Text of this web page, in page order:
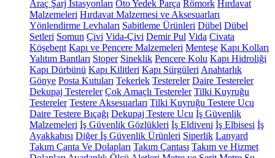
Araç Şarj İstasyonları Oto Yedek Parça Römork Hırdavat
Malzemeleri Hırdavat Malzemesi ve Aksesuarları
Yönlendirme Levhaları Sabitleme Ürünleri Dübel Dübel
Setleri Somun Çivi Vida-Çivi Demir Pul Vida Civata
Köşebent Kapı ve Pencere Malzemeleri Menteşe Kapı Kolları
Yalıtım Bantları Stoper Sineklik Pencere Kolu Kapı Hidroliği
Kapı Dürbünü Kapı Kilitleri Kapı Sürgüleri Anahtarlık
Gönye Posta Kutuları Tekerlek Testereler Daire Testereler
Dekupaj Testereler Çok Amaçlı Testereler Tilki Kuyruğu
Testereler Testere Aksesuarları Tilki Kuyruğu Testere Ucu
Daire Testere Bıçağı Dekupaj Testere Ucu İş Güvenlik
Malzemeleri İş Güvenlik Gözlükleri İş Eldiveni İş Elbisesi İş
Ayakkabısı Diğer İş Güvenlik Ürünleri Siperlik Lanyard
Takım Çanta Ve Dolapları Takım Çantası Takım ve Hizmet